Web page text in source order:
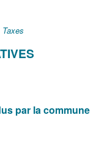
par la commune